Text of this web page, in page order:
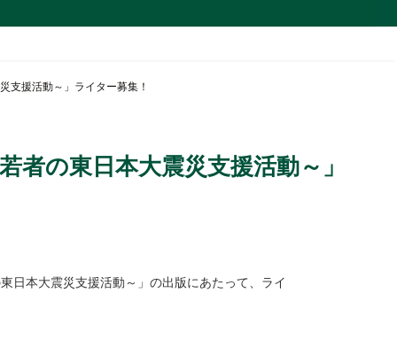
支援活動～」ライター募集！
者の東日本大震災支援活動～」
日本大震災支援活動～」の出版にあたって、ライ